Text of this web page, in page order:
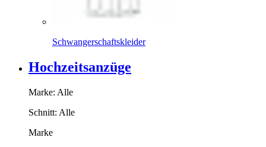
Schwangerschaftskleider
Hochzeitsanzüge
Marke: Alle
Schnitt: Alle
Marke